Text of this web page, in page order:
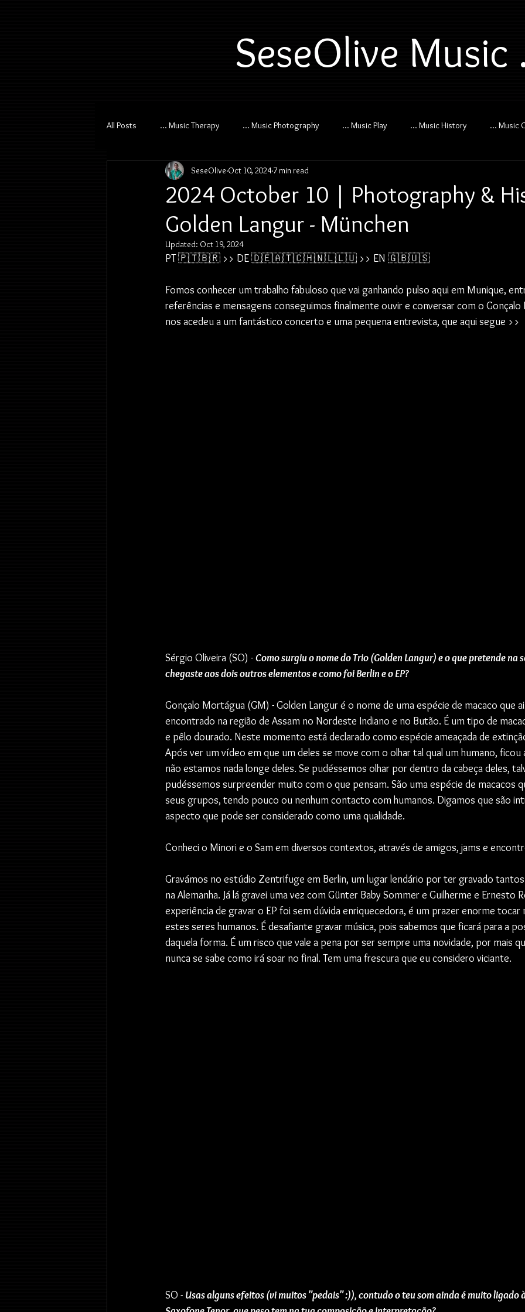
SeseOlive
All Posts ... Music Therapy ... Music Photography ... Music Play ... Music History ... Music
2024 October 10 | Photography &
Golden Langur - München
SeseOlive Oct 10, 2024 7 min read
Updated: Oct 19, 2024
PT 🇵🇹🇧🇷 >> DE 🇩🇪🇦🇹🇨🇭🇳🇱🇱🇺 >> EN 🇬🇧🇺🇸
Fomos conhecer um trabalho fabuloso que vai ganhando pulso aqui em Munique,
referências e mensagens conseguimos finalmente ouvir e conversar com o
nos acedeu a um fantástico concerto e uma pequena entrevista, que aqui segue >>
Sérgio Oliveira (SO) - Como surgiu o nome do Trio (Golden Langur) e o que pretende na
chegaste aos dois outros elementos e como foi Berlin e o EP?
Gonçalo Mortágua (GM) - Golden Langur é o nome de uma espécie de macaco que
encontrado na região de Assam no Nordeste Indiano e no Butão. É um tipo de
e pêlo dourado. Neste momento está declarado como espécie ameaçada de
Após ver um vídeo em que um deles se move com o olhar tal qual um humano,
não estamos nada longe deles. Se pudéssemos olhar por dentro da cabeça deles,
pudéssemos surpreender muito com o que pensam. São uma espécie de macacos
seus grupos, tendo pouco ou nenhum contacto com humanos. Digamos que são
aspecto que pode ser considerado como uma qualidade.
Conheci o Minori e o Sam em diversos contextos, através de amigos, jams e
Gravámos no estúdio Zentrifuge em Berlin, um lugar lendário por ter gravado
na Alemanha. Já lá gravei uma vez com Günter Baby Sommer e Guilherme e Ernesto
experiência de gravar o EP foi sem dúvida enriquecedora, é um prazer enorme
estes seres humanos. É desafiante gravar música, pois sabemos que ficará para a
daquela forma. É um risco que vale a pena por ser sempre uma novidade, por mais
nunca se sabe como irá soar no final. Tem uma frescura que eu considero viciante.
SO - Usas alguns efeitos (vi muitos "pedais" :)), contudo o teu som ainda é muito ligado